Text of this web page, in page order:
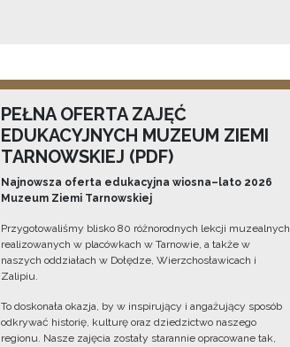
PEŁNA OFERTA ZAJĘĆ
EDUKACYJNYCH MUZEUM ZIEMI
TARNOWSKIEJ (PDF)
Najnowsza oferta edukacyjna wiosna–lato 2026
Muzeum Ziemi Tarnowskiej
Przygotowaliśmy blisko 80 różnorodnych lekcji muzealnych
realizowanych w placówkach w Tarnowie, a także w
naszych oddziałach w Dołędze, Wierzchosławicach i
Zalipiu.
To doskonała okazja, by w inspirujący i angażujący sposób
odkrywać historię, kulturę oraz dziedzictwo naszego
regionu. Nasze zajęcia zostały starannie opracowane tak,